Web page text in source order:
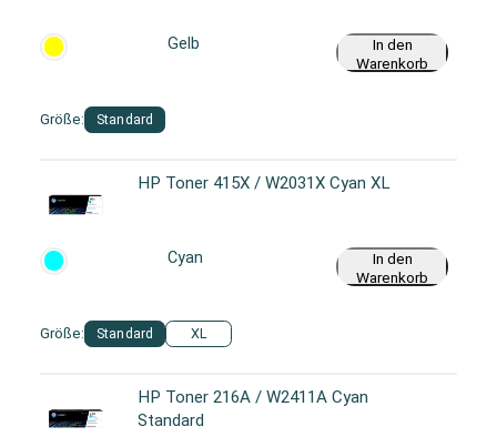
Größe: Standard
Gelb
In den
Warenkorb
HP Toner 415X / W2031X Cyan XL
Größe: Standard XL
Cyan
In den
Warenkorb
HP Toner 216A / W2411A Cyan
Standard